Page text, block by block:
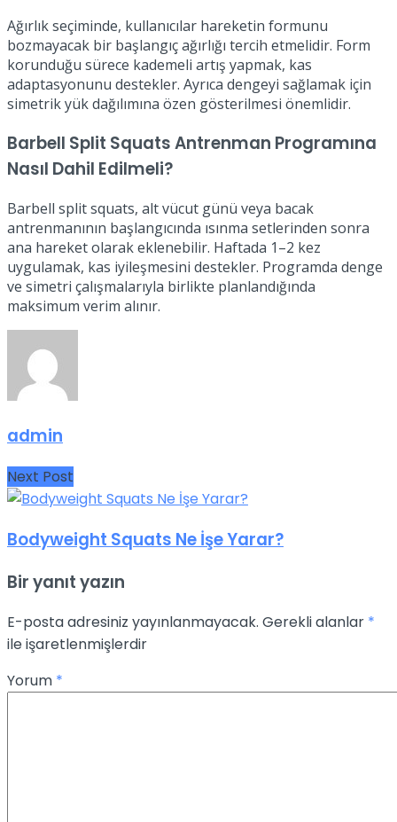
Ağırlık seçiminde, kullanıcılar hareketin formunu
bozmayacak bir başlangıç ağırlığı tercih etmelidir. Form
korunduğu sürece kademeli artış yapmak, kas
adaptasyonunu destekler. Ayrıca dengeyi sağlamak için
simetrik yük dağılımına özen gösterilmesi önemlidir.
Barbell Split Squats Antrenman Programına
Nasıl Dahil Edilmeli?
Barbell split squats, alt vücut günü veya bacak
antrenmanının başlangıcında ısınma setlerinden sonra
ana hareket olarak eklenebilir. Haftada 1–2 kez
uygulamak, kas iyileşmesini destekler. Programda denge
ve simetri çalışmalarıyla birlikte planlandığında
maksimum verim alınır.
admin
Next Post
Bodyweight Squats Ne İşe Yarar?
Bir yanıt yazın
E-posta adresiniz yayınlanmayacak. Gerekli alanlar *
ile işaretlenmişlerdir
Yorum *